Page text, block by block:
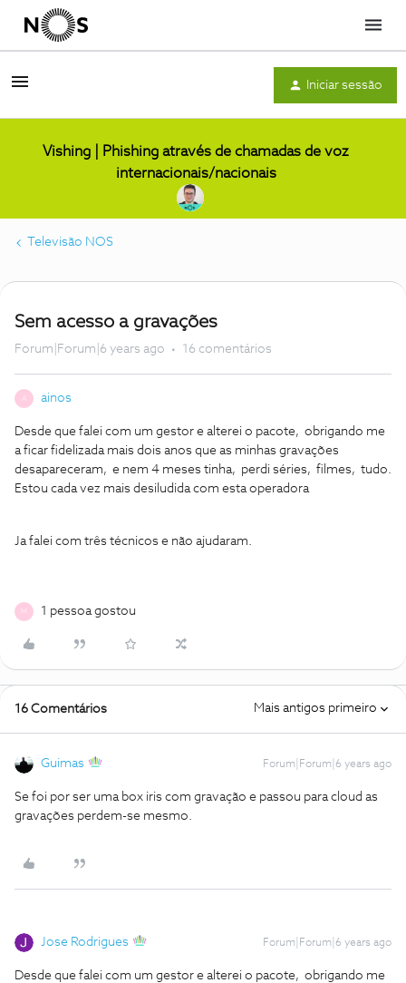
Menu
Iniciar sessão
Vishing | Phishing através de chamadas de voz
internacionais/nacionais
Televisão NOS
Sem acesso a gravações
Forum|Forum|6 years ago 16 comentários
A ainos
Desde que falei com um gestor e alterei o pacote, obrigando me
a ficar fidelizada mais dois anos que as minhas gravações
desapareceram, e nem 4 meses tinha, perdi séries, filmes, tudo.
Estou cada vez mais desiludida com esta operadora
Ja falei com três técnicos e não ajudaram.
M 1 pessoa gostou
16 Comentários Mais antigos primeiro
Guimas Forum|Forum|6 years ago
Se foi por ser uma box iris com gravação e passou para cloud as
gravações perdem-se mesmo.
Jose Rodrigues Forum|Forum|6 years ago
Desde que falei com um gestor e alterei o pacote, obrigando me